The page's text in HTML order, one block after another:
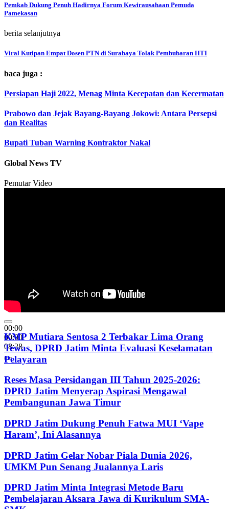
Pemkab Dukung Penuh Hadirnya Forum Kewirausahaan Pemuda
Pamekasan
berita selanjutnya
Viral Kutipan Empat Dosen PTN di Surabaya Tolak Pembubaran HTI
baca juga :
Persiapan Haji 2022, Menag Minta Kecepatan dan Kecermatan
Prabowo dan Jejak Bayang-Bayang Jokowi: Antara Persepsi
dan Realitas
Bupati Tuban Warning Kontraktor Nakal
Global News TV
Pemutar Video
00:00
00:00
08:28
KMP Mutiara Sentosa 2 Terbakar Lima Orang
Tewas, DPRD Jatim Minta Evaluasi Keselamatan
Pelayaran
Reses Masa Persidangan III Tahun 2025-2026:
DPRD Jatim Menyerap Aspirasi Mengawal
Pembangunan Jawa Timur
DPRD Jatim Dukung Penuh Fatwa MUI ‘Vape
Haram’, Ini Alasannya
DPRD Jatim Gelar Nobar Piala Dunia 2026,
UMKM Pun Senang Jualannya Laris
DPRD Jatim Minta Integrasi Metode Baru
Pembelajaran Aksara Jawa di Kurikulum SMA-